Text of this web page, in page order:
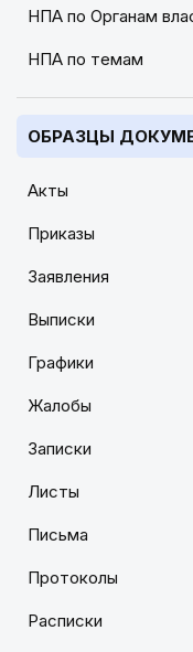
НПА по Органам
НПА по темам
ОБРАЗЦЫ
Акты
Приказы
Заявления
Выписки
Графики
Жалобы
Записки
Листы
Письма
Протоколы
Расписки